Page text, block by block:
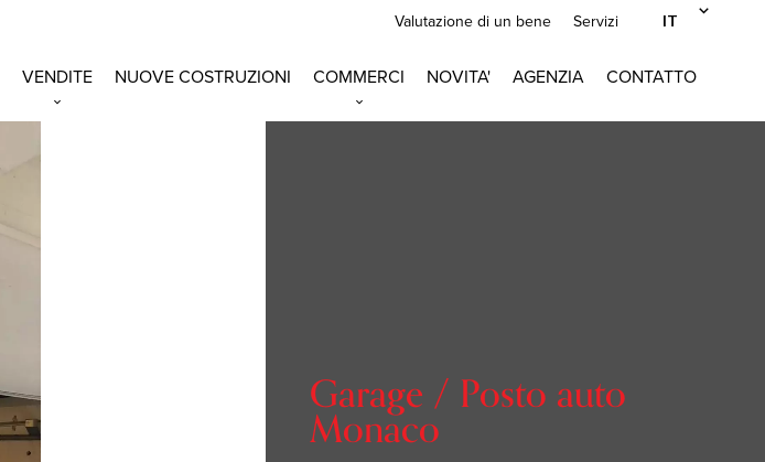
Valutazione di un bene Servizi IT
VENDITE NUOVE COSTRUZIONI COMMERCI NOVITA' AGENZIA CONTATTO
Garage / Posto auto
Monaco